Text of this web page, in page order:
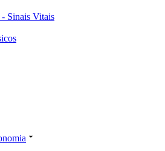
Sinais Vitais